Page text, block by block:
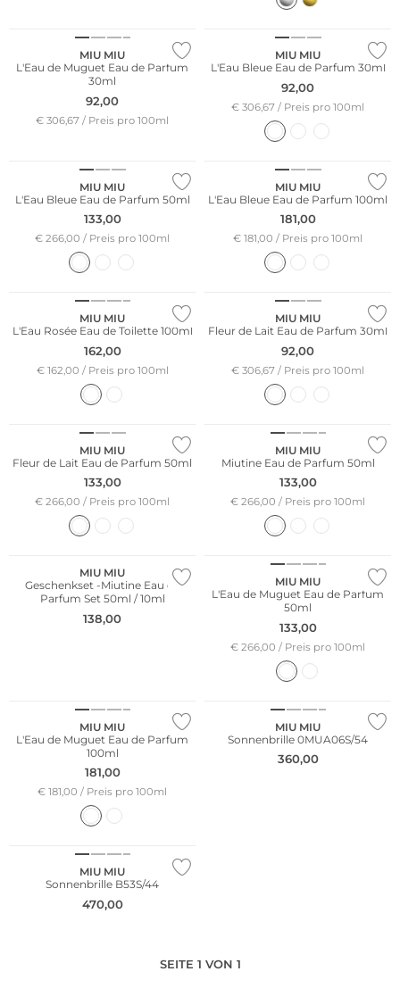
MIU MIU
L'Eau de Muguet Eau de Parfum
30ml
92,00
€ 306,67 / Preis pro 100ml
MIU MIU
L'Eau Bleue Eau de Parfum 30ml
92,00
€ 306,67 / Preis pro 100ml
MIU MIU
L'Eau Bleue Eau de Parfum 50ml
133,00
€ 266,00 / Preis pro 100ml
MIU MIU
L'Eau Bleue Eau de Parfum 100ml
181,00
€ 181,00 / Preis pro 100ml
MIU MIU
L'Eau Rosée Eau de Toilette 100ml
162,00
€ 162,00 / Preis pro 100ml
MIU MIU
Fleur de Lait Eau de Parfum 30ml
92,00
€ 306,67 / Preis pro 100ml
MIU MIU
Fleur de Lait Eau de Parfum 50ml
133,00
€ 266,00 / Preis pro 100ml
MIU MIU
Miutine Eau de Parfum 50ml
133,00
€ 266,00 / Preis pro 100ml
Limited Edition
MIU MIU
Geschenkset -Miutine Eau de
Parfum Set 50ml / 10ml
138,00
MIU MIU
L'Eau de Muguet Eau de Parfum
50ml
133,00
€ 266,00 / Preis pro 100ml
MIU MIU
L'Eau de Muguet Eau de Parfum
100ml
181,00
€ 181,00 / Preis pro 100ml
MIU MIU
Sonnenbrille 0MUA06S/54
360,00
MIU MIU
Sonnenbrille B53S/44
470,00
SEITE 1 VON 1